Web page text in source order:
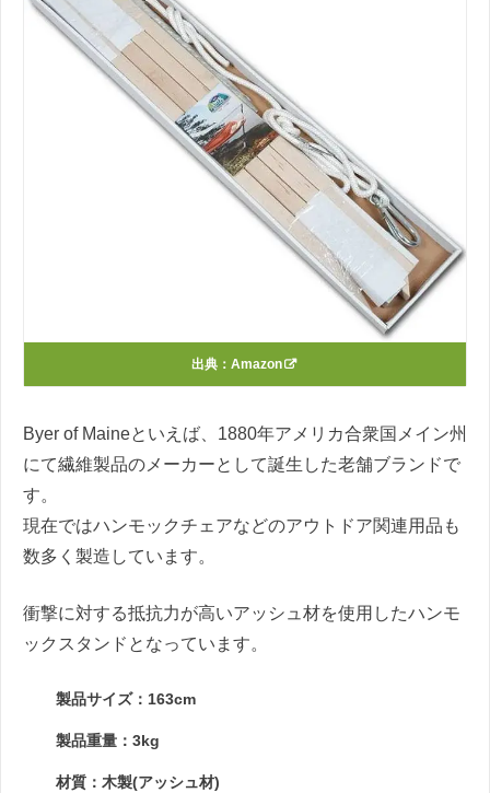
出典： Amazon
Byer of Maineといえば、1880年アメリカ合衆国メイン州
にて繊維製品のメーカーとして誕生した老舗ブランドで
す。
現在ではハンモックチェアなどのアウトドア関連用品も
数多く製造しています。
衝撃に対する抵抗力が高いアッシュ材を使用したハンモ
ックスタンドとなっています。
製品サイズ：163cm
製品重量：3kg
材質：木製(アッシュ材)